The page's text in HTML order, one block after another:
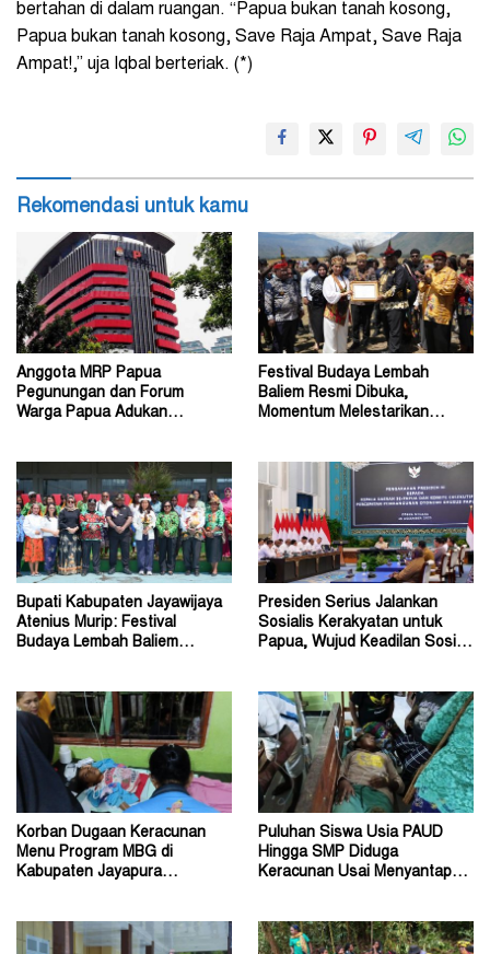
bertahan di dalam ruangan. “Papua bukan tanah kosong,
Papua bukan tanah kosong, Save Raja Ampat, Save Raja
Ampat!,” uja Iqbal berteriak. (*)
Rekomendasi untuk kamu
Anggota MRP Papua
Pegunungan dan Forum
Warga Papua Adukan
Festival Budaya Lembah
Baliem Resmi Dibuka,
Momentum Melestarikan
Bupati Kabupaten Jayawijaya
Atenius Murip: Festival
Budaya Lembah Baliem
Presiden Serius Jalankan
Sosialis Kerakyatan untuk
Papua, Wujud Keadilan Sosial
Korban Dugaan Keracunan
Menu Program MBG di
Kabupaten Jayapura
Puluhan Siswa Usia PAUD
Hingga SMP Diduga
Keracunan Usai Menyantap